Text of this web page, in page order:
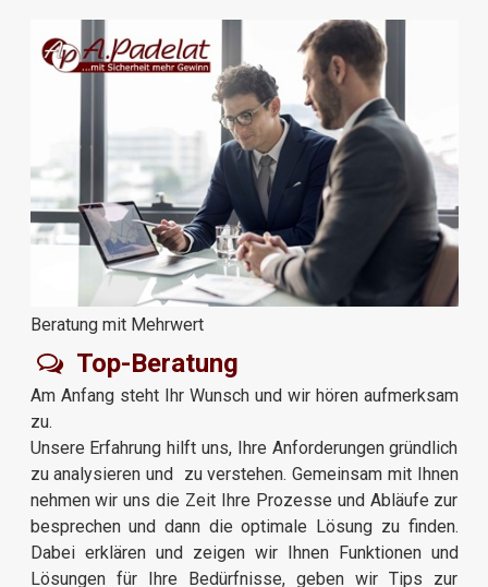
Beratung mit Mehrwert
Top-Beratung
Am Anfang steht Ihr Wunsch und wir hören aufmerksam
zu.
Unsere Erfahrung hilft uns, Ihre Anforderungen gründlich
zu analysieren und zu verstehen. Gemeinsam mit Ihnen
nehmen wir uns die Zeit Ihre Prozesse und Abläufe zur
besprechen und dann die optimale Lösung zu finden.
Dabei erklären und zeigen wir Ihnen Funktionen und
Lösungen für Ihre Bedürfnisse, geben wir Tips zur